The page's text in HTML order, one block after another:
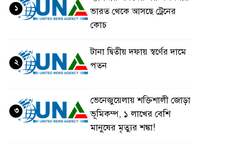
ভারত থেকে আসছে ট্রেনের
কোচ
১
টানা দ্বিতীয় দফায় স্বর্ণের দামে
পতন
২
ভেনেজুয়েলায় শক্তিশালী জোড়া
ভূমিকম্প, ১ লাখের বেশি
মানুষের মৃত্যুর শঙ্কা!
৩